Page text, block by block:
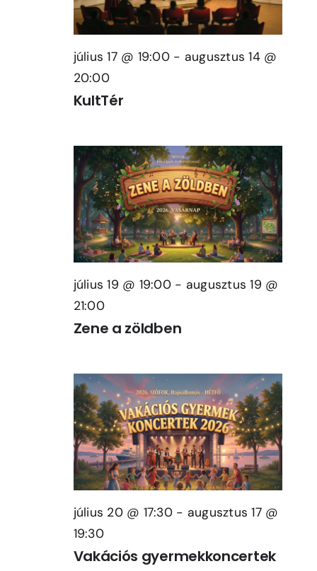
Kapcsolat
július 17 @ 19:00 - augusztus 14 @
20:00
KultTér
július 19 @ 19:00 - augusztus 19 @
21:00
Zene a zöldben
július 20 @ 17:30 - augusztus 17 @
19:30
Vakációs gyermekkoncertek